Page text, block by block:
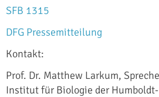
SFB 1315
DFG Pressemitteilung
Kontakt:
Prof. Dr. Matthew Larkum,
Institut für Biologie der